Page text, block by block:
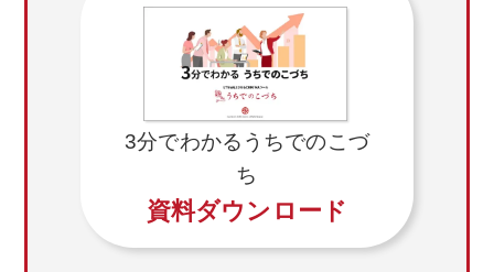
3分でわかるうちでのこづ
ち
資料ダウンロード